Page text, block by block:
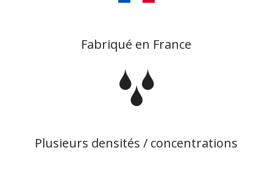
Fabriqué en France
Plusieurs densités / concentrations